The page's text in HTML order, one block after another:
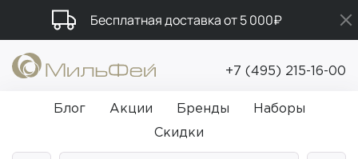
Бесплатная доставка от 5 000₽
Подарки в каждый заказ от 5 000₽
Промокод ПРИВЕТ
+7 (495) 215-16-00
Блог Акции Бренды
Наборы
Скидки